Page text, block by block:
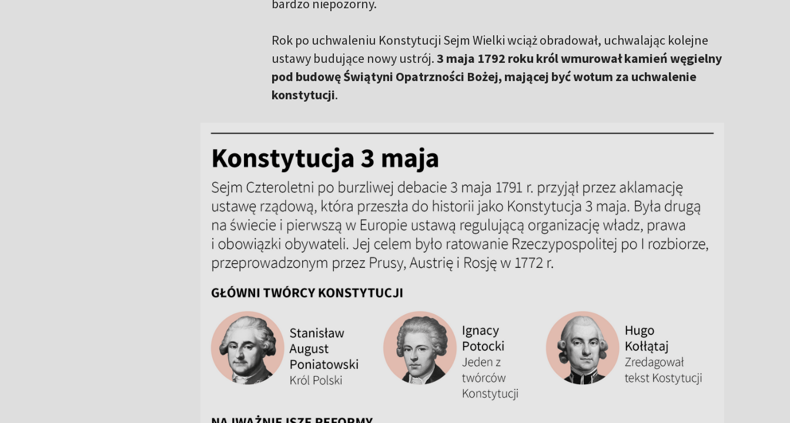
bardzo niepozorny.
Rok po uchwaleniu Konstytucji Sejm Wielki wciąż obradował, uchwalając kolejne
ustawy budujące nowy ustrój.3 maja 1792 roku król wmurował kamień węgielny
pod budowę Świątyni Opatrzności Bożej, mającej być wotum za uchwalenie
konstytucji.